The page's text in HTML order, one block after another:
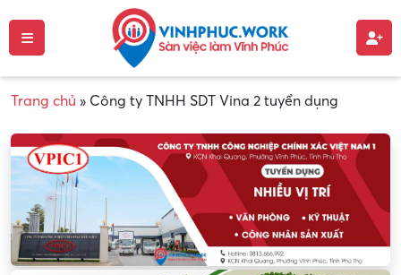
Trang chủ » Công ty TNHH SDT Vina 2 tuyển dụng